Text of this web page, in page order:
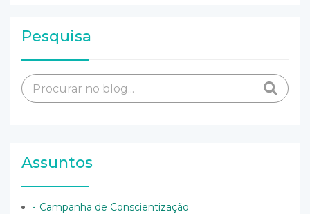
Pesquisa
Assuntos
Campanha de Conscientização